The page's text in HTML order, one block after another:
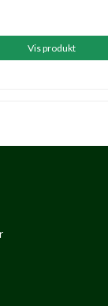
Vis produkt